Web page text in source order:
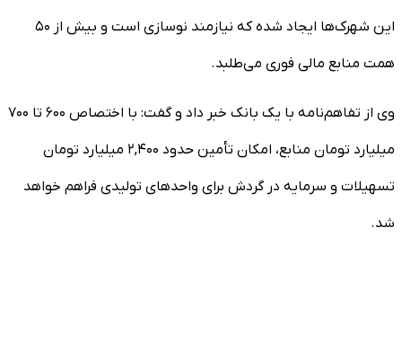
این شهرک‌ها ایجاد شده که نیازمند نوسازی است و بیش از ۵۰
همت منابع مالی فوری می‌طلبد.
وی از تفاهم‌نامه با یک بانک خبر داد و گفت: با اختصاص ۶۰۰ تا ۷۰۰
میلیارد تومان منابع، امکان تأمین حدود ۲,۴۰۰ میلیارد تومان
تسهیلات و سرمایه در گردش برای واحدهای تولیدی فراهم خواهد
شد.